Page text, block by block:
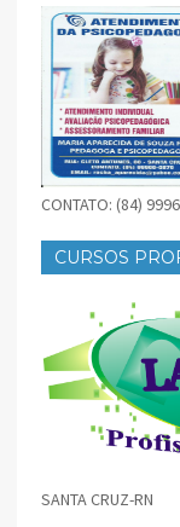
CONTATO: (84)
CURSOS
SANTA CRUZ-RN